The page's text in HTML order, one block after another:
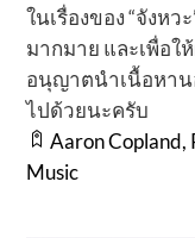
ในเรื่องของ “จังหว
มากมาย และเพื่อใ
อนุญาตนำเนื้อหาน
ไปด้วยนะครับ
Aaron Copland,
Music